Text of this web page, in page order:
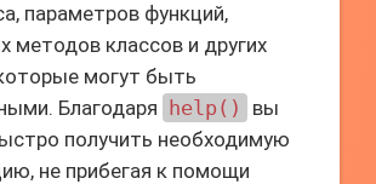
параметров функций,
методов классов и других
могут быть
Благодаря
help()
вы
получить необходимую
не прибегая к помощи